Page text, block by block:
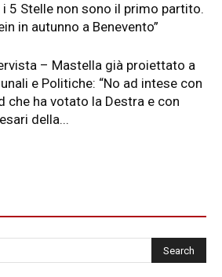
i 5 Stelle non sono il primo partito.
in autunno a Benevento”
– Mastella già proiettato a
e Politiche: “No ad intese con
che ha votato la Destra e con
della...